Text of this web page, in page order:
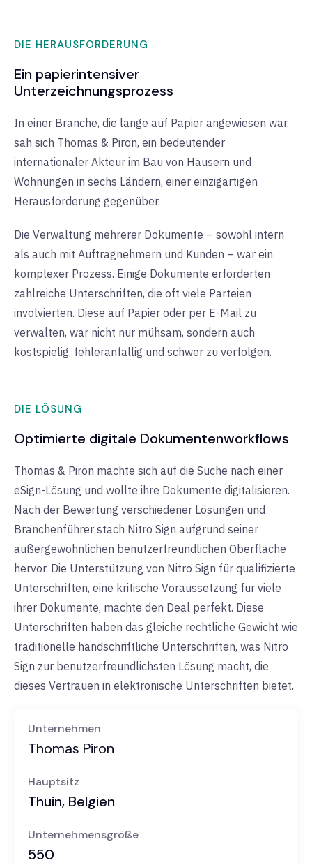
DIE HERAUSFORDERUNG
Ein papierintensiver
Unterzeichnungsprozess
In einer Branche, die lange auf Papier angewiesen war,
sah sich Thomas & Piron, ein bedeutender
internationaler Akteur im Bau von Häusern und
Wohnungen in sechs Ländern, einer einzigartigen
Herausforderung gegenüber.
Die Verwaltung mehrerer Dokumente – sowohl intern
als auch mit Auftragnehmern und Kunden – war ein
komplexer Prozess. Einige Dokumente erforderten
zahlreiche Unterschriften, die oft viele Parteien
involvierten. Diese auf Papier oder per E-Mail zu
verwalten, war nicht nur mühsam, sondern auch
kostspielig, fehleranfällig und schwer zu verfolgen.
DIE LÖSUNG
Optimierte digitale Dokumentenworkflows
Thomas & Piron machte sich auf die Suche nach einer
eSign-Lösung und wollte ihre Dokumente digitalisieren.
Nach der Bewertung verschiedener Lösungen und
Branchenführer stach Nitro Sign aufgrund seiner
außergewöhnlichen benutzerfreundlichen Oberfläche
hervor. Die Unterstützung von Nitro Sign für qualifizierte
Unterschriften, eine kritische Voraussetzung für viele
ihrer Dokumente, machte den Deal perfekt. Diese
Unterschriften haben das gleiche rechtliche Gewicht wie
traditionelle handschriftliche Unterschriften, was Nitro
Sign zur benutzerfreundlichsten Lösung macht, die
dieses Vertrauen in elektronische Unterschriften bietet.
Unternehmen
Thomas Piron
Hauptsitz
Thuin, Belgien
Unternehmensgröße
550